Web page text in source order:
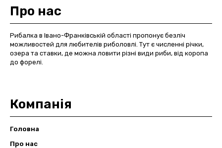
Про нас
Рибалка в Івано-Франківській області пропонує безліч
можливостей для любителів риболовлі. Тут є численні річки,
озера та ставки, де можна ловити різні види риби, від коропа
до форелі.
Компанія
Головна
Про нас